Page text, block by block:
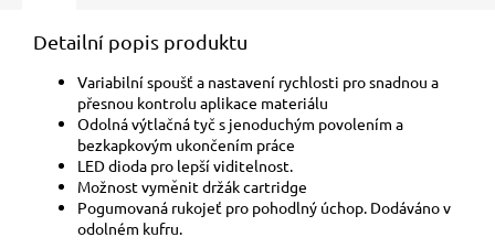
Detailní popis produktu
Variabilní spoušť a nastavení rychlosti pro snadnou a
přesnou kontrolu aplikace materiálu
Odolná výtlačná tyč s jenoduchým povolením a
bezkapkovým ukončením práce
LED dioda pro lepší viditelnost.
Možnost vyměnit držák cartridge
Pogumovaná rukojeť pro pohodlný úchop. Dodáváno v
odolném kufru.